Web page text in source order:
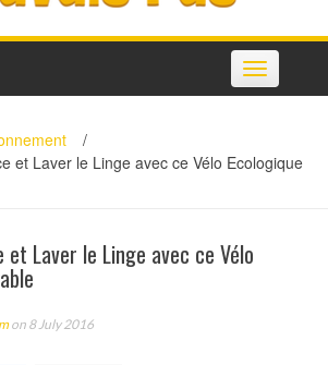
Toggle
navigation
/
et Laver le Linge avec ce Vélo Ecologique
et Laver le Linge avec ce Vélo
on 8 July 2016